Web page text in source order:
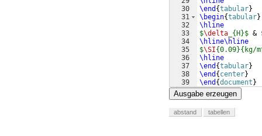
30
31
32
33
34
35
36
37
38
39
\end {tabular}
\begin{tabular}
\hline
$\delta _{H}$ &
\hline\hline
$\SI{0.09}{kg/
\hline
\end {tabular}
\end { center}
\end {document }
Ausgabe erzeugen
abstand tabellen